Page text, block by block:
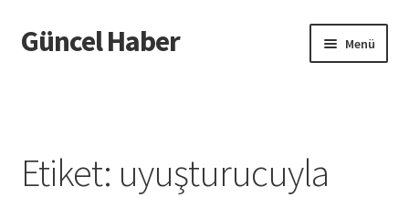
Dolaşıma
geç
İçeriğe
geç
Güncel Haber Menü
Etiket: uyuşturucuyla